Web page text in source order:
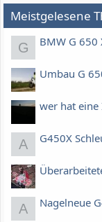
Meistgelesene
G BMW G 650
Umbau G
wer hat eine
A G450X
A Nagelneue